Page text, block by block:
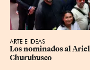
ARTE E IDEAS
Los nominados al
Churubusco